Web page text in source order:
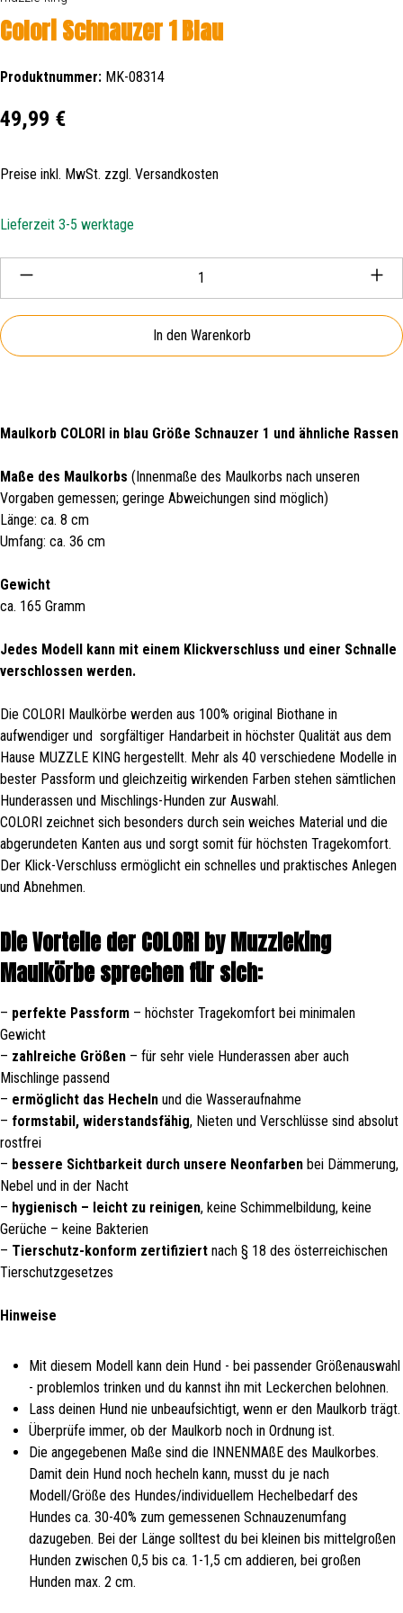
Colori Schnauzer 1 Blau
Produktnummer: MK-08314
Regulärer Preis:
49,99 €
Preise inkl. MwSt. zzgl. Versandkosten
Lieferzeit 3-5 werktage
Produkt Anzahl: Gib den gewünschten Wert ein oder
In den Warenkorb
Maulkorb COLORI in blau Größe Schnauzer 1 und ähnliche Rassen
Maße des Maulkorbs (Innenmaße des Maulkorbs nach unseren
Vorgaben gemessen; geringe Abweichungen sind möglich)
Länge: ca. 8 cm
Umfang: ca. 36 cm
Gewicht
ca. 165 Gramm
Jedes Modell kann mit einem Klickverschluss und einer Schnalle
verschlossen werden.
Die COLORI Maulkörbe werden aus 100% original Biothane in
aufwendiger und sorgfältiger Handarbeit in höchster Qualität aus dem
Hause MUZZLE KING hergestellt. Mehr als 40 verschiedene Modelle in
bester Passform und gleichzeitig wirkenden Farben stehen sämtlichen
Hunderassen und Mischlings-Hunden zur Auswahl.
COLORI zeichnet sich besonders durch sein weiches Material und die
abgerundeten Kanten aus und sorgt somit für höchsten Tragekomfort.
Der Klick-Verschluss ermöglicht ein schnelles und praktisches Anlegen
und Abnehmen.
Die Vorteile der COLORI by Muzzleking
Maulkörbe sprechen für sich:
– perfekte Passform – höchster Tragekomfort bei minimalen
Gewicht
– zahlreiche Größen – für sehr viele Hunderassen aber auch
Mischlinge passend
– ermöglicht das Hecheln und die Wasseraufnahme
– formstabil, widerstandsfähig, Nieten und Verschlüsse sind absolut
rostfrei
– bessere Sichtbarkeit durch unsere Neonfarben bei Dämmerung,
Nebel und in der Nacht
– hygienisch – leicht zu reinigen, keine Schimmelbildung, keine
Gerüche – keine Bakterien
– Tierschutz-konform zertifiziert nach § 18 des österreichischen
Tierschutzgesetzes
Hinweise
Mit diesem Modell kann dein Hund - bei passender Größenauswahl
- problemlos trinken und du kannst ihn mit Leckerchen belohnen.
Lass deinen Hund nie unbeaufsichtigt, wenn er den Maulkorb trägt.
Überprüfe immer, ob der Maulkorb noch in Ordnung ist.
Die angegebenen Maße sind die INNENMAßE des Maulkorbes.
Damit dein Hund noch hecheln kann, musst du je nach
Modell/Größe des Hundes/individuellem Hechelbedarf des
Hundes ca. 30-40% zum gemessenen Schnauzenumfang
dazugeben. Bei der Länge solltest du bei kleinen bis mittelgroßen
Hunden zwischen 0,5 bis ca. 1-1,5 cm addieren, bei großen
Hunden max. 2 cm.